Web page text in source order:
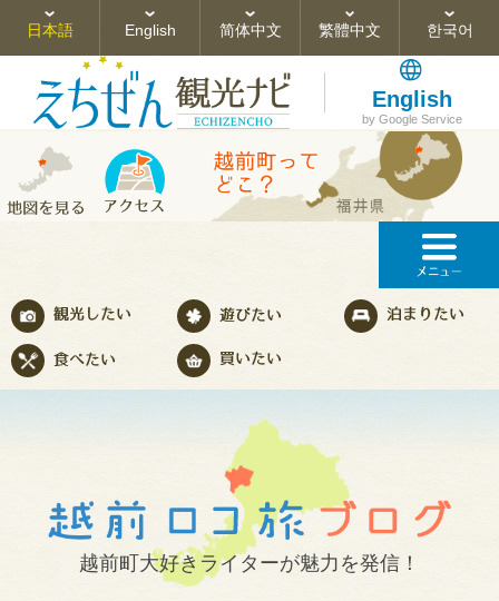
日本語 English 简体中文 繁體中文 한국어
English
by Google Service
越前町大好きライターが魅力を発信！